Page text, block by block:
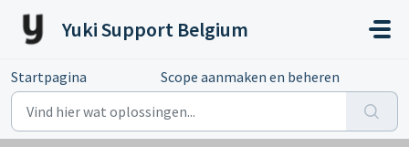
Yuki Support Belgium
Startpagina Scope aanmaken en beheren